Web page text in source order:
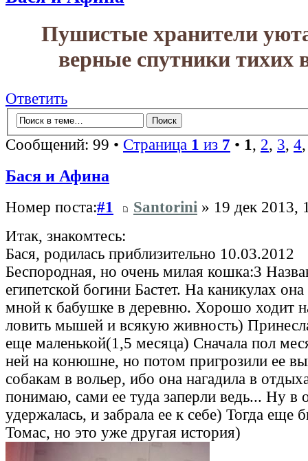
Пушистые хранители
верные спутники тихих
Ответить
Сообщений: 99 • Страница 1 из 7 • 1, 2, 3, 4
Бася и Афина
Номер поста:#1 Santorini » 19 дек 2013,
Итак, знакомтесь:
Бася, родилась приблизительно 10.03.2012
Беспородная, но очень милая кошка:3
египетской богини Бастет. На каникулах
мной к бабушке в деревню. Хорошо ходит
ловить мышей и всякую живность)
еще маленькой(1,5 месяца) Сначала пол
ней на конюшне, но потом пригрозили ее
собакам в вольер, ибо она нагадила в
понимаю, сами ее туда заперли ведь... Ну в
удержалась, и забрала ее к себе) Тогда еще
Томас, но это уже другая история)